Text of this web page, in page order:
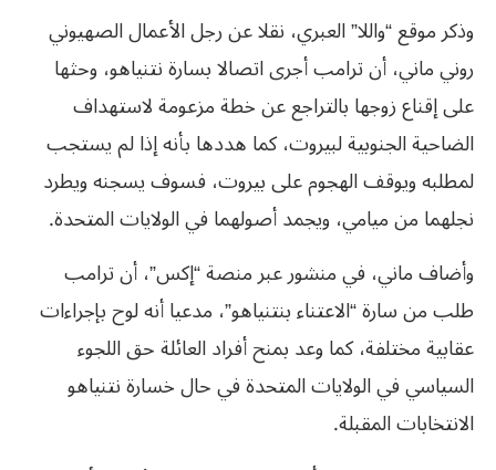
وذكر موقع “واللا” العبري، نقلا عن رجل الأعمال الصهيوني
روني ماني، أن ترامب أجرى اتصالا بسارة نتنياهو، وحثها
على إقناع زوجها بالتراجع عن خطة مزعومة لاستهداف
الضاحية الجنوبية لبيروت، كما هددها بأنه إذا لم يستجب
لمطلبه ويوقف الهجوم على بيروت، فسوف يسجنه ويطرد
نجلهما من ميامي، ويجمد أصولهما في الولايات المتحدة.
وأضاف ماني، في منشور عبر منصة “إكس”، أن ترامب
طلب من سارة “الاعتناء بنتنياهو”، مدعيا أنه لوح بإجراءات
عقابية مختلفة، كما وعد بمنح أفراد العائلة حق اللجوء
السياسي في الولايات المتحدة في حال خسارة نتنياهو
الانتخابات المقبلة.